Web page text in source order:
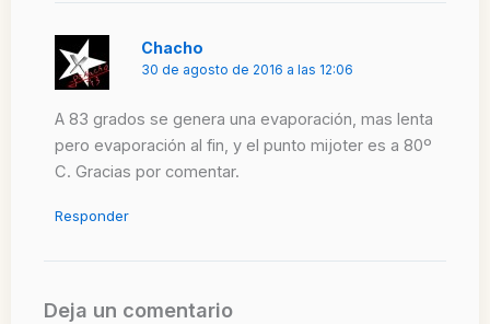
Chacho
30 de agosto de 2016 a las 12:06
A 83 grados se genera una evaporación, mas lenta
pero evaporación al fin, y el punto mijoter es a 80º
C. Gracias por comentar.
Responder
Deja un comentario